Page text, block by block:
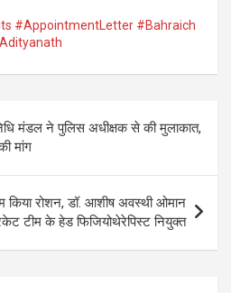
#AppointmentLetter #Bahraich
मंडल ने पुलिस अधीक्षक से की मुलाकात,
मांग
किया रोशन, डॉ. आशीष अवस्थी ओमान
टीम के हेड फिजियोथेरेपिस्ट नियुक्त